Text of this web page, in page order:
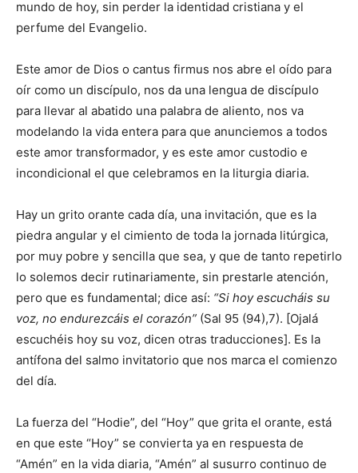
mundo de hoy, sin perder la identidad cristiana y el
perfume del Evangelio.
Este amor de Dios o cantus firmus nos abre el oído para
oír como un discípulo, nos da una lengua de discípulo
para llevar al abatido una palabra de aliento, nos va
modelando la vida entera para que anunciemos a todos
este amor transformador, y es este amor custodio e
incondicional el que celebramos en la liturgia diaria.
Hay un grito orante cada día, una invitación, que es la
piedra angular y el cimiento de toda la jornada litúrgica,
por muy pobre y sencilla que sea, y que de tanto repetirlo
lo solemos decir rutinariamente, sin prestarle atención,
pero que es fundamental; dice así: “Si hoy escucháis su
voz, no endurezcáis el corazón” (Sal 95 (94),7). [Ojalá
escuchéis hoy su voz, dicen otras traducciones]. Es la
antífona del salmo invitatorio que nos marca el comienzo
del día.
La fuerza del “Hodie”, del “Hoy” que grita el orante, está
en que este “Hoy” se convierta ya en respuesta de
“Amén” en la vida diaria, “Amén” al susurro continuo de